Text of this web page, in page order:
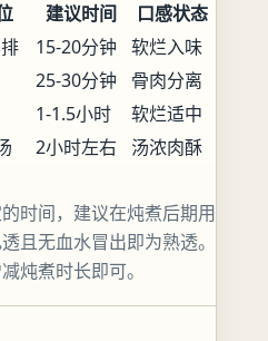
建议时间
口感状态
15-20分钟
软烂入味
25-30分钟
骨肉分离
1-1.5小时
软烂适中
2小时左右 汤浓肉酥
时间，建议在炖煮后期用
且无血水冒出即为熟透。
炖煮时长即可。